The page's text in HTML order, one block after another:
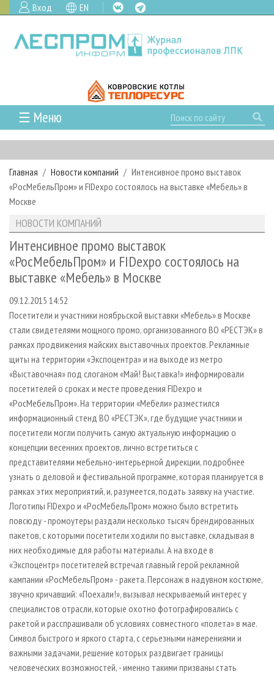
Вход EN
☰ Меню
ГЛАВНАЯ
РУБРИКИ И ТЕМЫ
РУБРИКИ ЖУРНАЛА
ЛЕСНОЕ ХОЗЯЙСТВО
ЛЕСОЗАГОТОВКА
ЛЕСОПИЛЕНИЕ
ДЕРЕВООБРАБОТКА
СУШКА ДРЕВЕСИНЫ
ПРОИЗВОДСТВО ДРЕВЕСНЫХ ПЛИТ
ДЕРЕВЯННОЕ ДОМОСТРОЕНИЕ
ПРОИЗВОДСТВО МЕБЕЛИ
БИОЭНЕРГЕТИКА
ЦБП
ИНСТРУМЕНТ И МАТЕРИАЛЫ
НОВОСТИ
КАЛЕНДАРЬ СОБЫТИЙ
НОВОСТИ ЛПК
НОВОСТИ ЖУРНАЛА
НОВОСТИ КОМПАНИЙ
ПРОЕКТЫ ЛПИ
АНАЛИТИКА
ПРЕДПРИЯТИЯ ЛПК
ЛЕСНЫЕ РЕГИОНЫ РОССИИ
ПЕРСОНЫ
МОБИЛЬНЫЕ ВЫСТАВКИ
ОФИЦИАЛЬНЫЕ ДЕЛЕГАЦИИ
ПРИОРИТЕТНЫЕ ИНВЕСТПРОЕКТЫ
RUSSIAN FORESTRY REVIEW
ГАЗЕТА ЛЕСПРОМФОРУМ
БИБЛИОТЕКА СПЕЦИАЛИСТА
АРХИВ
АРХИВ ЖУРНАЛОВ
СТАТЬИ
О ЖУРНАЛЕ
ПОДПИСКА
КОНТАКТЫ
РЕКЛАМОДАТЕЛЯМ
РЕКЛАМА
РЕКЛАМА НА САЙТЕ
Главная Новости компаний
Интенсивное промо выставок
«РосМебельПром» и FIDexpo состоялось на выставке «Мебель» в
Москве
НОВОСТИ КОМПАНИЙ
Интенсивное промо выставок
«РосМебельПром» и FIDexpo состоялось на
выставке «Мебель» в Москве
09.12.2015 14:52
Посетители и участники ноябрьской выставки «Мебель» в Москве
стали свидетелями мощного промо, организованного ВО «РЕСТЭК» в
рамках продвижения майских выставочных проектов. Рекламные
щиты на территории «Экспоцентра» и на выходе из метро
«Выставочная» под слоганом «Май! Выставка!» информировали
посетителей о сроках и месте проведения FIDexpo и
«РосМебельПром». На территории «Мебели» разместился
информационный стенд ВО «РЕСТЭК», где будущие участники и
посетители могли получить самую актуальную информацию о
концепции весенних проектов, лично встретиться с
представителями мебельно-интерьерной дирекции, подробнее
узнать о деловой и фестивальной программе, которая планируется в
рамках этих мероприятий, и, разумеется, подать заявку на участие.
Логотипы FIDexpo и «РосМебельПром» можно было встретить
повсюду - промоутеры раздали несколько тысяч брендированных
пакетов, с которыми посетители ходили по выставке, складывая в
них необходимые для работы материалы. А на входе в
«Экспоцентр» посетителей встречал главный герой рекламной
кампании «РосМебельПром» - ракета. Персонаж в надувном костюме,
звучно кричавший: «Поехали!», вызывал нескрываемый интерес у
специалистов отрасли, которые охотно фотографировались с
ракетой и расспрашивали об условиях совместного «полета» в мае.
Символ быстрого и яркого старта, с серьезными намерениями и
важными задачами, решение которых раздвигает границы
человеческих возможностей, - именно такими призваны стать